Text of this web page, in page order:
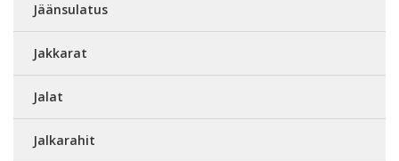
Jäänsulatus
Jakkarat
Jalat
Jalkarahit